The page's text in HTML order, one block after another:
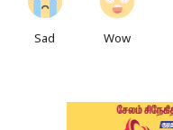
Sad Wow